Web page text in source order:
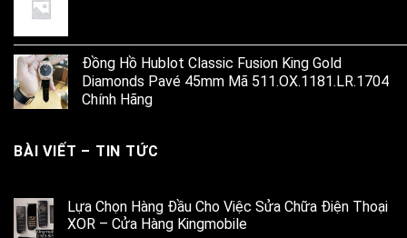
Đồng Hồ Hublot Classic Fusion King Gold
Diamonds Pavé 45mm Mã 511.OX.1181.LR.1704
Chính Hãng
BÀI VIẾT – TIN TỨC
Lựa Chọn Hàng Đầu Cho Việc Sửa Chữa Điện Thoại
XOR – Cửa Hàng Kingmobile